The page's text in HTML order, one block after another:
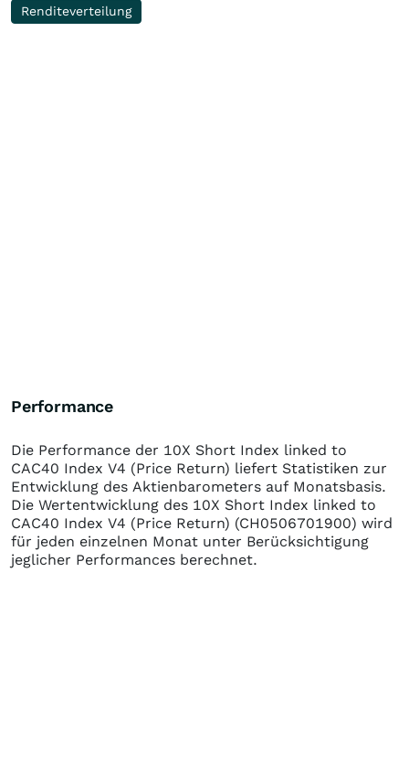
Renditeverteilung
Performance
Die Performance der 10X Short Index linked to
CAC40 Index V4 (Price Return) liefert Statistiken zur
Entwicklung des Aktienbarometers auf Monatsbasis.
Die Wertentwicklung des 10X Short Index linked to
CAC40 Index V4 (Price Return) (CH0506701900) wird
für jeden einzelnen Monat unter Berücksichtigung
jeglicher Performances berechnet.